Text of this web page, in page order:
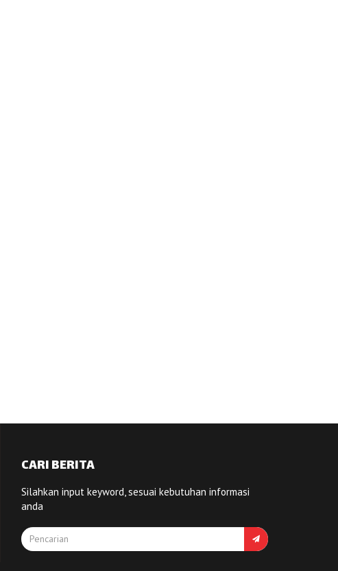
CARI BERITA
Silahkan input keyword, sesuai kebutuhan informasi
anda